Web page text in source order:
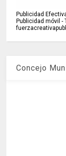
Publicidad
Publicidad móvil -
Concejo